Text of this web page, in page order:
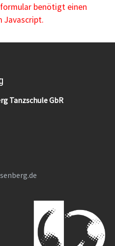
benötigt einen
Javascript.
Tanzschule GbR